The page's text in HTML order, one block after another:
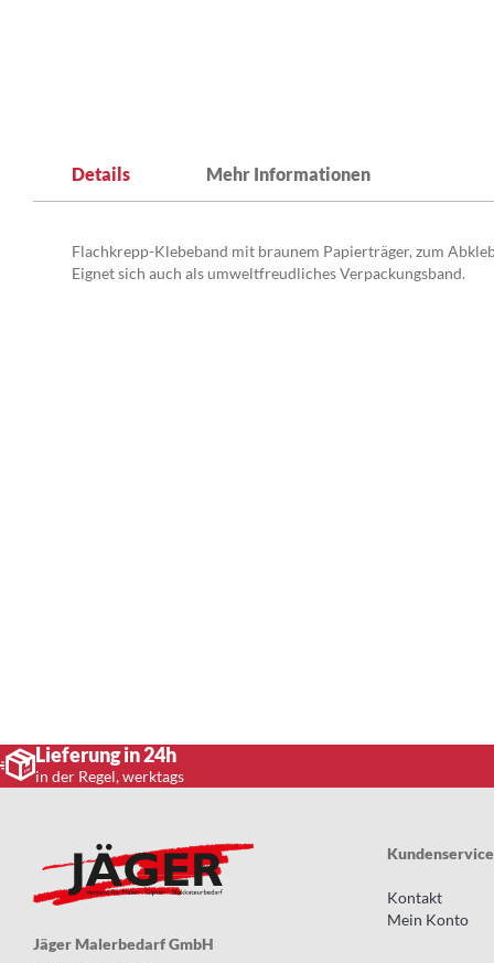
Bildergalerie
Details
Flachkrepp-Klebeband mit braunem Papierträger, zum
Eignet sich auch als umweltfreudliches Verpackungsband.
Mehr Informationen
Lieferung in 24h
in der Regel, werktags
Jäger Malerbedarf GmbH
Kundenservice
Kontakt
Mein Konto